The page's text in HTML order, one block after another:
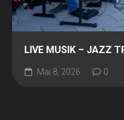
LIVE MUSIK – JAZZ
Mai 8, 2026 0